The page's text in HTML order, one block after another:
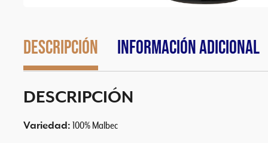
Descripción Información adicional
DESCRIPCIÓN
Variedad: 100% Malbec